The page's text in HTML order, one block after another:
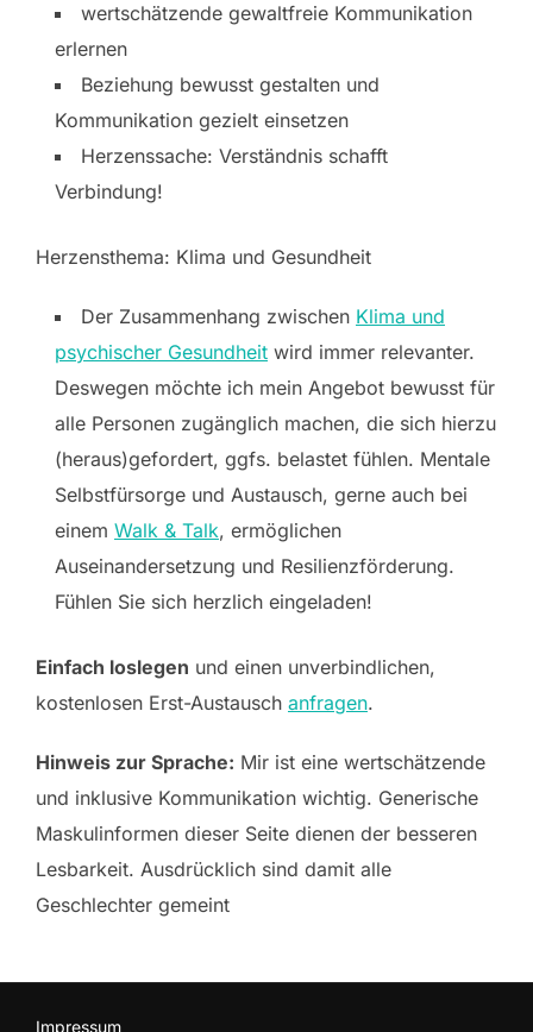
wertschätzende gewaltfreie Kommunikation
erlernen
Beziehung bewusst gestalten und
Kommunikation gezielt einsetzen
Herzenssache: Verständnis schafft
Verbindung!
Herzensthema: Klima und Gesundheit
Der Zusammenhang zwischen Klima und
psychischer Gesundheit wird immer relevanter.
Deswegen möchte ich mein Angebot bewusst für
alle Personen zugänglich machen, die sich hierzu
(heraus)gefordert, ggfs. belastet fühlen. Mentale
Selbstfürsorge und Austausch, gerne auch bei
einem Walk & Talk, ermöglichen
Auseinandersetzung und Resilienzförderung.
Fühlen Sie sich herzlich eingeladen!
Einfach loslegen und einen unverbindlichen,
kostenlosen Erst-Austausch anfragen.
Hinweis zur Sprache: Mir ist eine wertschätzende
und inklusive Kommunikation wichtig. Generische
Maskulinformen dieser Seite dienen der besseren
Lesbarkeit. Ausdrücklich sind damit alle
Geschlechter gemeint
Impressum